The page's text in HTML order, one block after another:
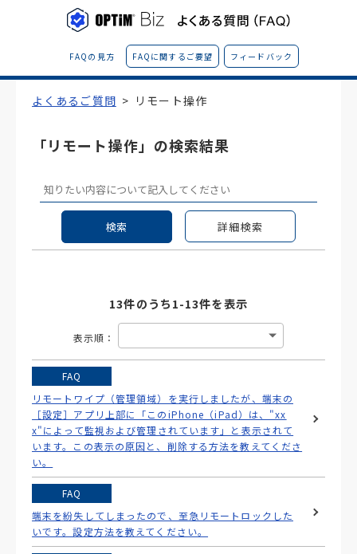
FAQの見方 FAQに関するご要望 フィードバック
よくあるご質問 > リモート操作
「リモート操作」の検索結果
検索 詳細検索
13件のうち1-13件を表示
表示順 ：
FAQ
リモートワイプ（管理領域）を実行しましたが、端末の
［設定］アプリ上部に「このiPhone（iPad）は、"xx
x"によって監視および管理されています」と表示されて
います。この表示の原因と、削除する方法を教えてくださ
い。
FAQ
端末を紛失してしまったので、至急リモートロックした
いです。設定方法を教えてください。